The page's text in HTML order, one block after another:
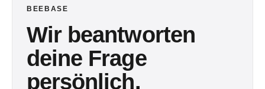
BEEBASE
Wir beantworten
deine Frage
persönlich.